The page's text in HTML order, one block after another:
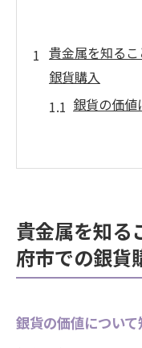
貴金属を知る
銀貨購入
銀貨の価値
貴金属の
貴金属の
地域特有の市場
地域特有の
貴金属を知る
府市での銀貨
銀貨の価値について